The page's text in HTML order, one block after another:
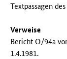
Textpassagen
Verweise
Bericht O/94a
1.4.1981.